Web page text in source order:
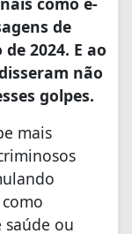
de
2024. E ao
não
golpes.
mais
saúde ou